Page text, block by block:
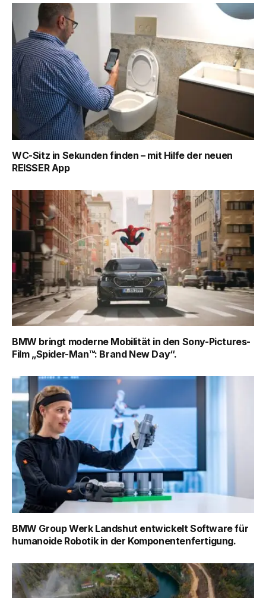
WC-Sitz in Sekunden finden – mit Hilfe der neuen
REISSER App
BMW bringt moderne Mobilität in den Sony-Pictures-
Film „Spider-Man™: Brand New Day“.
BMW Group Werk Landshut entwickelt Software für
humanoide Robotik in der Komponentenfertigung.